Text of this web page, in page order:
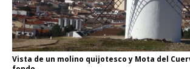
Vista de un molino quijotesco y Mota del